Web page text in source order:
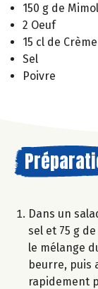
150 g de
2 Oeuf
15 cl de
Sel
Poivre
Dans un
sel et 75 g
le mélange
beurre, puis
rapidement